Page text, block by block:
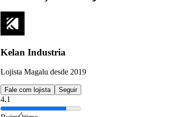
Kelan Industria
Lojista Magalu desde 2019
Fale com lojista Seguir
4.1